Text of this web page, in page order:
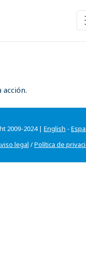
2009-2024 | English -
legal /Política de